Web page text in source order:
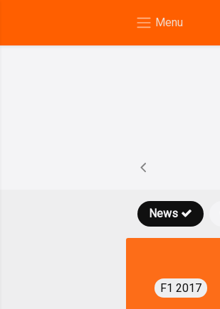
News
F1 2017